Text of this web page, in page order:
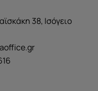
38, Ισόγειο